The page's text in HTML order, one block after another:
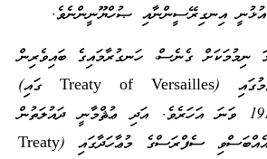
އިނގިރޭސީންނާއި ޞުހްޔޫނީންނެވެ.
ނިމުމަކަށް ގެނެސް، ހަނގުރާމައިގެ ބައިވެރިން
ޞުލްޙައިގެ އެއްބަސްވުމުގައި (Treaty of Versailles ގައި)
ސޮއިކުރީ މީލާދީން 1919 ވަނަ އަހަރެވެ. އަދި ޢުޘްމާނީ ދައުލަތުން
ފަރަންސޭސިވިލާތާއެކު އެއްބަސްވި ސެފްރަސްގެ މުޢާހަދާގައި (Treaty